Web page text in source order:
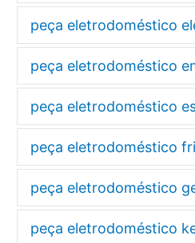
peça eletrodoméstico
peça eletrodoméstico
peça eletrodoméstico
peça eletrodoméstico
peça eletrodoméstico
peça eletrodoméstico